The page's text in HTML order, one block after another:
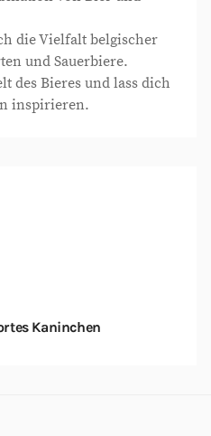
die Vielfalt belgischer
und Sauerbiere.
des Bieres und lass dich
inspirieren.
Kaninchen